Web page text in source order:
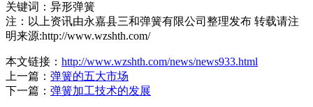
关键词：异形弹簧
注：以上资讯由永嘉县三和弹簧有限公司整理发布 转载请注
明来源:http://www.wzshth.com/
本文链接： http://www.wzshth.com/news/news933.html
上一篇： 弹簧的五大市场
下一篇： 弹簧加工技术的发展